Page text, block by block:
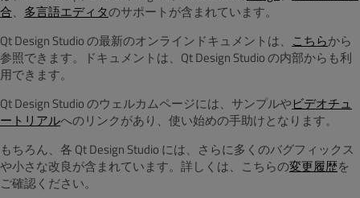
合、 多言語エディタのサポートが含まれています。
Qt Design Studio の最新のオンラインドキュメントは、 こちらから
参照できます。ドキュメントは、Qt Design Studio の内部からも利
用できます。
Qt Design Studio のウェルカムページには、サンプルやビデオチュ
ートリアルへのリンクがあり、使い始めの手助けとなります。
もちろん、各 Qt Design Studio には、さらに多くのバグフィックス
や小さな改良が含まれています。詳しくは、こちらの変更履歴を
ご確認ください。